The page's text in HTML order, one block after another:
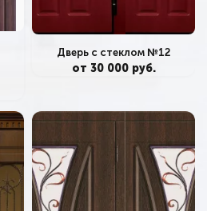
Дверь с стеклом №12
от 30 000 руб.